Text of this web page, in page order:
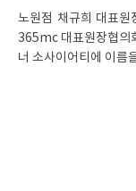
노원점 채규희 대표원
365mc 대표원장협의
너 소사이어티에 이름